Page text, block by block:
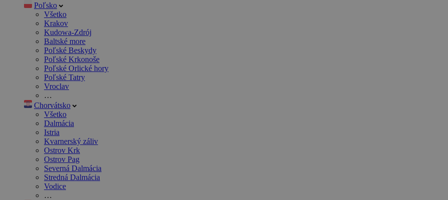
Poľsko
Všetko
Krakov
Kudowa-Zdrój
Baltské more
Poľské Beskydy
Poľské Krkonoše
Poľské Orlické hory
Poľské Tatry
Vroclav
…
Chorvátsko
Všetko
Dalmácia
Istria
Kvarnerský záliv
Ostrov Krk
Ostrov Pag
Severná Dalmácia
Stredná Dalmácia
Vodice
…